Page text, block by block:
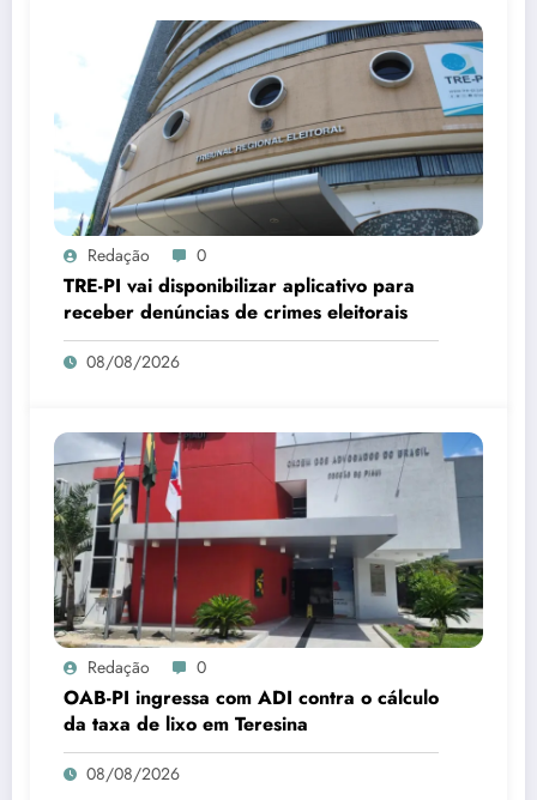
Redação 0
TRE-PI vai disponibilizar aplicativo para
receber denúncias de crimes eleitorais
08/08/2026
Redação 0
OAB-PI ingressa com ADI contra o cálculo
da taxa de lixo em Teresina
08/08/2026